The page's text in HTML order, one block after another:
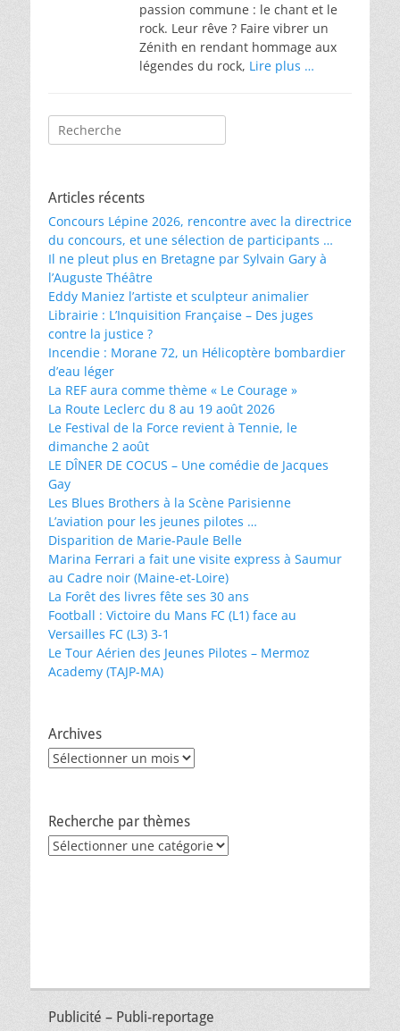
passion commune : le chant et le
rock. Leur rêve ? Faire vibrer un
Zénith en rendant hommage aux
légendes du rock, Lire plus …
Rechercher :
Articles récents
Concours Lépine 2026, rencontre avec la directrice
du concours, et une sélection de participants …
Il ne pleut plus en Bretagne par Sylvain Gary à
l’Auguste Théâtre
Eddy Maniez l’artiste et sculpteur animalier
Librairie : L’Inquisition Française – Des juges
contre la justice ?
Incendie : Morane 72, un Hélicoptère bombardier
d’eau léger
La REF aura comme thème « Le Courage »
La Route Leclerc du 8 au 19 août 2026
Le Festival de la Force revient à Tennie, le
dimanche 2 août
LE DÎNER DE COCUS – Une comédie de Jacques
Gay
Les Blues Brothers à la Scène Parisienne
L’aviation pour les jeunes pilotes …
Disparition de Marie-Paule Belle
Marina Ferrari a fait une visite express à Saumur
au Cadre noir (Maine-et-Loire)
La Forêt des livres fête ses 30 ans
Football : Victoire du Mans FC (L1) face au
Versailles FC (L3) 3-1
Le Tour Aérien des Jeunes Pilotes – Mermoz
Academy (TAJP-MA)
Archives
Archives
Recherche par thèmes
Recherche
Publicité – Publi-reportage